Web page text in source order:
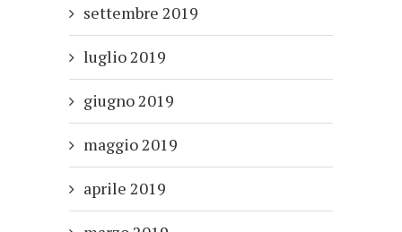
settembre 2019
luglio 2019
giugno 2019
maggio 2019
aprile 2019